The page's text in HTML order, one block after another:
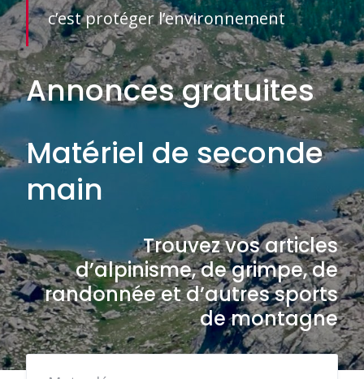
c’est protéger l’environnement
Annonces gratuites
Matériel de seconde
main
Trouvez vos articles
d’alpinisme, de grimpe, de
randonnée et d’autres sports
de montagne